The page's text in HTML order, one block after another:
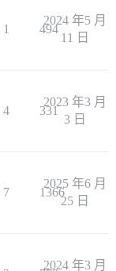
1 494
2024 年5 月
11 日
4 331
2023 年3 月
3 日
7 1366
2025 年6 月
25 日
2024 年3 月